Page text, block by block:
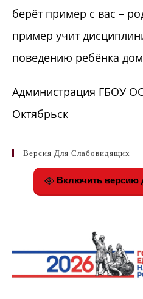
берёт пример с вас –
пример учит
поведению ребёнка
Администрация ГБОУ
Октябрьск
Версия Для Слабовидящих
Включить версию